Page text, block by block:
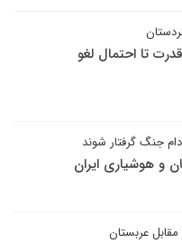
تا احتمال لغو
جنگ گرفتار شوند
و هوشیاری ایران
عربستان